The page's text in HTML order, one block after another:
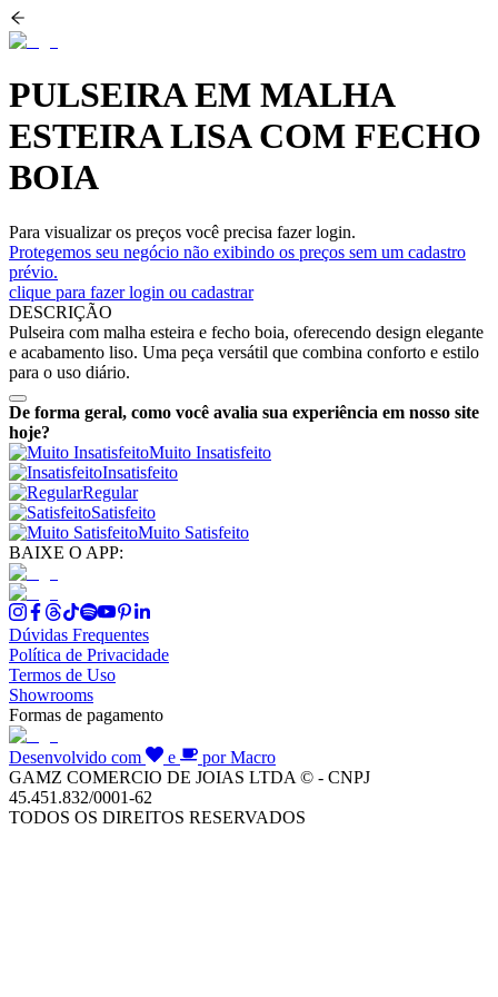
PULSEIRA EM MALHA
ESTEIRA LISA COM FECHO
BOIA
Para visualizar os preços você precisa fazer login.
Protegemos seu negócio não exibindo os preços sem um cadastro
prévio.
clique para fazer login ou cadastrar
DESCRIÇÃO
Pulseira com malha esteira e fecho boia, oferecendo design elegante
e acabamento liso. Uma peça versátil que combina conforto e estilo
para o uso diário.
De forma geral, como você avalia sua experiência em nosso site
hoje?
Muito Insatisfeito
Insatisfeito
Regular
Satisfeito
Muito Satisfeito
BAIXE O APP:
Dúvidas Frequentes
Política de Privacidade
Termos de Uso
Showrooms
Formas de pagamento
Desenvolvido com e
por Macro
GAMZ COMERCIO DE JOIAS LTDA © - CNPJ
45.451.832/0001-62
TODOS OS DIREITOS RESERVADOS